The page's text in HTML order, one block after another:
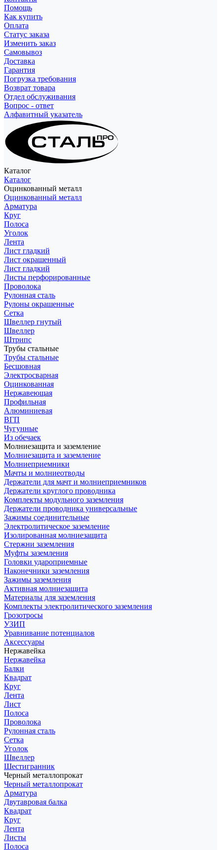
Помощь
Как купить
Оплата
Статус заказа
Изменить заказ
Самовывоз
Доставка
Гарантия
Погрузка требования
Возврат товара
Отдел обслуживания
Вопрос - ответ
Алфавитный указатель
Каталог
Каталог
Оцинкованный металл
Оцинкованный металл
Арматура
Круг
Полоса
Уголок
Лента
Лист гладкий
Лист окрашенный
Лист гладкий
Листы перфорированные
Проволока
Рулонная сталь
Рулоны окрашенные
Сетка
Швеллер гнутый
Швеллер
Штрипс
Трубы стальные
Трубы стальные
Бесшовная
Электросварная
Оцинкованная
Нержавеющая
Профильная
Алюминиевая
ВГП
Чугунные
Из обечаек
Молниезащита и заземление
Молниезащита и заземление
Молниеприемники
Мачты и молниеотводы
Держатели для мачт и молниеприемников
Держатели круглого проводника
Комплекты модульного заземления
Держатели проводника универсальные
Зажимы соединительные
Электролитическое заземление
Изолированная молниезащита
Стержни заземления
Муфты заземления
Головки удароприемные
Наконечники заземления
Зажимы заземления
Активная молниезащита
Материалы для заземления
Комплекты электролитического заземления
Грозотросы
УЗИП
Уравнивание потенциалов
Аксессуары
Нержавейка
Нержавейка
Балки
Квадрат
Круг
Лента
Лист
Полоса
Проволока
Рулонная сталь
Сетка
Уголок
Швеллер
Шестигранник
Черный металлопрокат
Черный металлопрокат
Арматура
Двутавровая балка
Квадрат
Круг
Лента
Листы
Полоса